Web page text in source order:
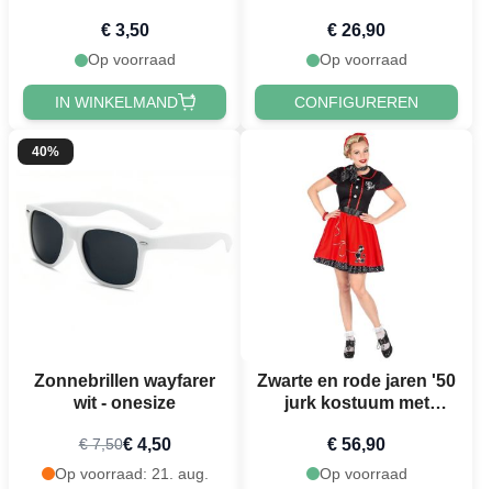
€ 3,50
Op voorraad
IN WINKELMAND
€ 26,90
Op voorraad
CONFIGUREREN
40%
Zonnebrillen wayfarer
wit - onesize
€ 7,50€ 4,50
Op voorraad: 21. aug.
Zwarte en rode jaren '50
jurk kostuum met
€ 56,90
Op voorraad